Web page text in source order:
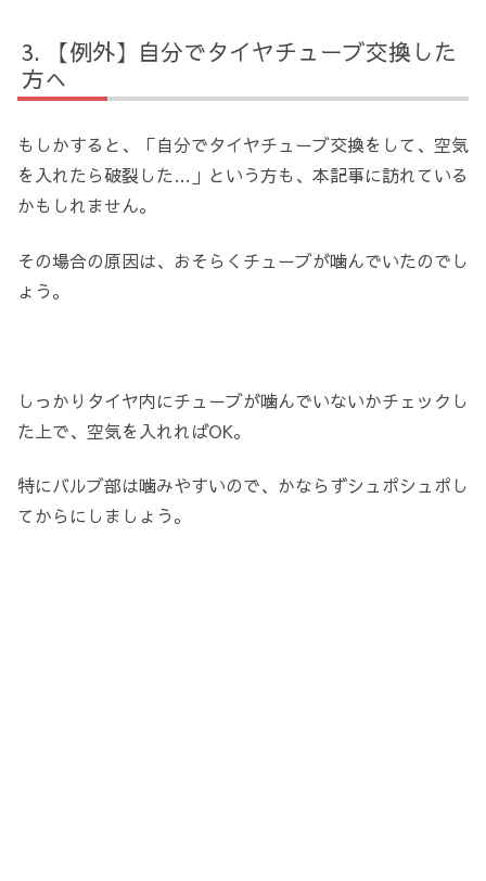
【例外】自分でタイヤチューブ交換した
方へ
もしかすると、「自分でタイヤチューブ交換をして、空気
を入れたら破裂した…」という方も、本記事に訪れている
かもしれません。
その場合の原因は、おそらくチューブが噛んでいたのでし
ょう。
しっかりタイヤ内にチューブが噛んでいないかチェックし
た上で、空気を入れればOK。
特にバルブ部は噛みやすいので、かならずシュポシュポし
てからにしましょう。